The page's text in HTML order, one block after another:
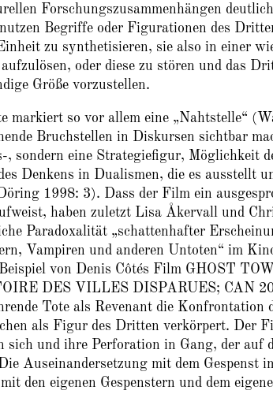
Forschungszusammenhängen
Begriffe oder Figurationen des
zu synthetisieren, sie also in einer
oder diese zu stören und das
Größe vorzustellen.
markiert so vor allem eine „Nahtstelle“
Bruchstellen in Diskursen sichtbar
, sondern eine Strategiefigur, Möglichkeit
Denkens in Dualismen, die es ausstellt
1998: 3). Dass der Film ein
haben zuletzt Lisa Åkervall und
Paradoxalität „schattenhafter
Vampiren und anderen Untoten“ im
von Denis Côtés Film GHOST
DES VILLES DISPARUES; CAN
Tote als Revenant die Konfrontation
als Figur des Dritten verkörpert. Der
sich und ihre Perforation in Gang, der auf
Auseinandersetzung mit dem Gespenst
den eigenen Gespenstern und dem